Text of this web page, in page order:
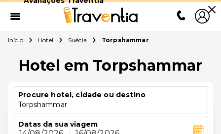
Início Hotel Suécia Torpshammar
Hotel em Torpshammar
Procure hotel, cidade ou destino
Torpshammar
Datas da sua viagem